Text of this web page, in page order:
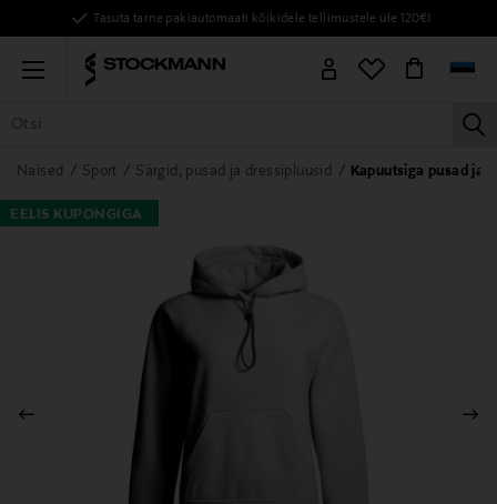
Tasuta tarne pakiautomaati kõikidele tellimustele üle 120€!
Menu
KÕIK TOOTED NAISED MEHED LAPSED KODU
Naised Sport Särgid, pusad ja dressipluusid Kapuutsiga pusad ja
EELIS KUPONGIGA